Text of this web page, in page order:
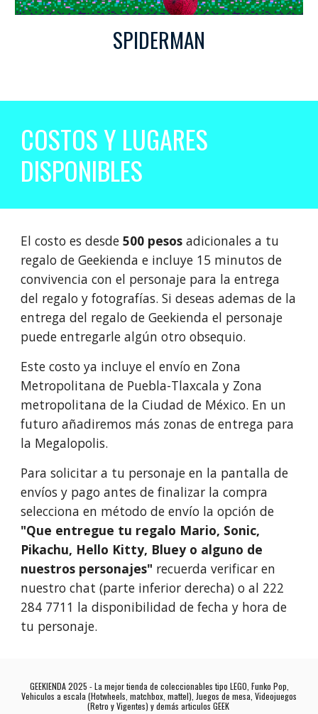
SPIDERMAN
COSTOS Y LUGARES
DISPONIBLES
El costo es desde500 pesos adicionales a tu
regalo de Geekienda e incluye 15 minutos de
convivencia con el personaje para la entrega
del regalo y fotografías. Si deseas ademas de la
entrega del regalo de Geekienda el personaje
puede entregarle algún otro obsequio.
Este costo ya incluye el envío en Zona
Metropolitana de Puebla-Tlaxcala y Zona
metropolitana de la Ciudad de México. En un
futuro añadiremos más zonas de entrega para
la Megalopolis.
Para solicitar a tu personaje en la pantalla de
envíos y pago antes de finalizar la compra
selecciona en método de envío la opción de
"Que entregue tu regalo Mario, Sonic,
Pikachu, Hello Kitty, Bluey o alguno de
nuestros personajes" recuerda verificar en
nuestro chat (parte inferior derecha) o al 222
284 7711 la disponibilidad de fecha y hora de
tu personaje.
GEEKIENDA 2025 - La mejor tienda de coleccionables tipo LEGO, Funko Pop,
Vehiculos a escala (Hotwheels, matchbox, mattel), Juegos de mesa, Videojuegos
(Retro y Vigentes) y demás articulos GEEK